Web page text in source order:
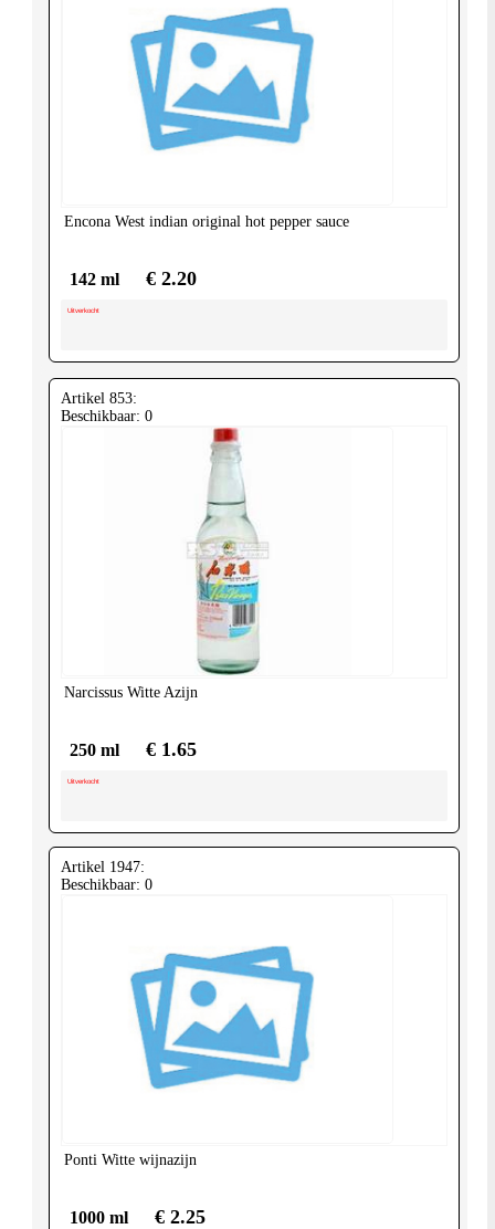
Encona West indian original hot pepper sauce
142 ml € 2.20
Uitverkocht
Artikel 853:
Beschikbaar: 0
Narcissus Witte Azijn
250 ml € 1.65
Uitverkocht
Artikel 1947:
Beschikbaar: 0
Ponti Witte wijnazijn
1000 ml € 2.25